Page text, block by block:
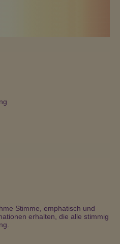
Stimme, emphatisch und
erhalten, die alle stimmig